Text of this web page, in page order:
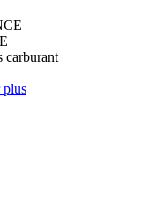
carburant
plus